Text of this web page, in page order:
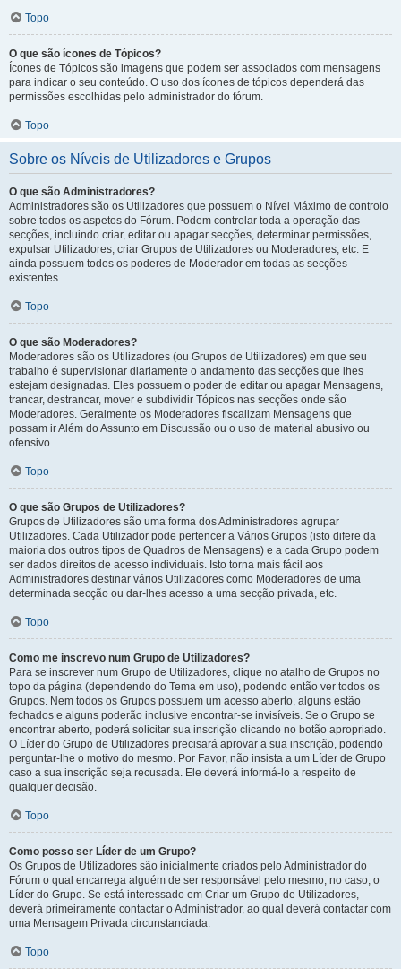
Topo
O que são ícones de Tópicos?
Ícones de Tópicos são imagens que podem ser associados com mensagens
para indicar o seu conteúdo. O uso dos ícones de tópicos dependerá das
permissões escolhidas pelo administrador do fórum.
Topo
Sobre os Níveis de Utilizadores e Grupos
O que são Administradores?
Administradores são os Utilizadores que possuem o Nível Máximo de controlo
sobre todos os aspetos do Fórum. Podem controlar toda a operação das
secções, incluindo criar, editar ou apagar secções, determinar permissões,
expulsar Utilizadores, criar Grupos de Utilizadores ou Moderadores, etc. E
ainda possuem todos os poderes de Moderador em todas as secções
existentes.
Topo
O que são Moderadores?
Moderadores são os Utilizadores (ou Grupos de Utilizadores) em que seu
trabalho é supervisionar diariamente o andamento das secções que lhes
estejam designadas. Eles possuem o poder de editar ou apagar Mensagens,
trancar, destrancar, mover e subdividir Tópicos nas secções onde são
Moderadores. Geralmente os Moderadores fiscalizam Mensagens que
possam ir Além do Assunto em Discussão ou o uso de material abusivo ou
ofensivo.
Topo
O que são Grupos de Utilizadores?
Grupos de Utilizadores são uma forma dos Administradores agrupar
Utilizadores. Cada Utilizador pode pertencer a Vários Grupos (isto difere da
maioria dos outros tipos de Quadros de Mensagens) e a cada Grupo podem
ser dados direitos de acesso individuais. Isto torna mais fácil aos
Administradores destinar vários Utilizadores como Moderadores de uma
determinada secção ou dar-lhes acesso a uma secção privada, etc.
Topo
Como me inscrevo num Grupo de Utilizadores?
Para se inscrever num Grupo de Utilizadores, clique no atalho de Grupos no
topo da página (dependendo do Tema em uso), podendo então ver todos os
Grupos. Nem todos os Grupos possuem um acesso aberto, alguns estão
fechados e alguns poderão inclusive encontrar-se invisíveis. Se o Grupo se
encontrar aberto, poderá solicitar sua inscrição clicando no botão apropriado.
O Líder do Grupo de Utilizadores precisará aprovar a sua inscrição, podendo
perguntar-lhe o motivo do mesmo. Por Favor, não insista a um Líder de Grupo
caso a sua inscrição seja recusada. Ele deverá informá-lo a respeito de
qualquer decisão.
Topo
Como posso ser Líder de um Grupo?
Os Grupos de Utilizadores são inicialmente criados pelo Administrador do
Fórum o qual encarrega alguém de ser responsável pelo mesmo, no caso, o
Líder do Grupo. Se está interessado em Criar um Grupo de Utilizadores,
deverá primeiramente contactar o Administrador, ao qual deverá contactar com
uma Mensagem Privada circunstanciada.
Topo